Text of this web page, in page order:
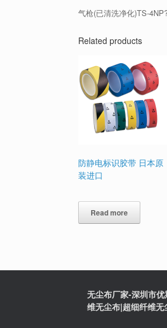
气枪(已清洗净化)TS-
Related products
防静电标识胶带 日本原
装进口
Read more
无尘布厂家-深圳市
维无尘布|超细纤维